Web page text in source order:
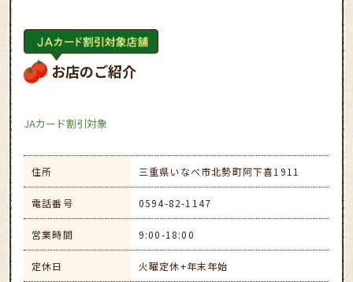
お店のご紹介
JAカード割引対象
住所 三重県いなべ市北勢町阿下喜1911
電話番号 0594-82-1147
営業時間 9:00-18:00
定休日 火曜定休+年末年始